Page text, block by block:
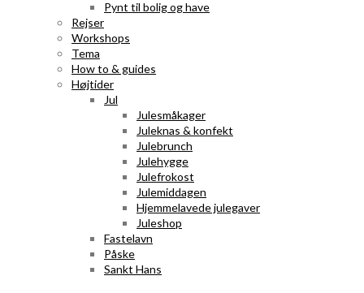
Pynt til bolig og have
Rejser
Workshops
Tema
How to & guides
Højtider
Jul
Julesmåkager
Juleknas & konfekt
Julebrunch
Julehygge
Julefrokost
Julemiddagen
Hjemmelavede julegaver
Juleshop
Fastelavn
Påske
Sankt Hans